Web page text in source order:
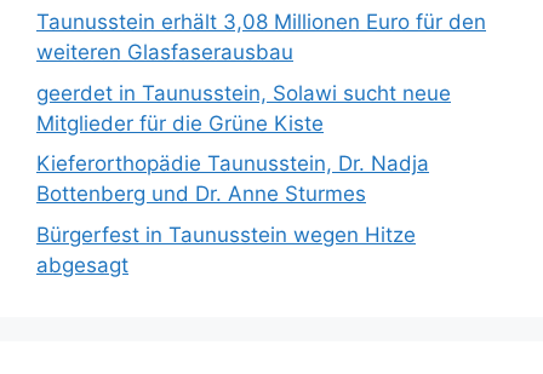
Taunusstein erhält 3,08 Millionen Euro für den
weiteren Glasfaserausbau
geerdet in Taunusstein, Solawi sucht neue
Mitglieder für die Grüne Kiste
Kieferorthopädie Taunusstein, Dr. Nadja
Bottenberg und Dr. Anne Sturmes
Bürgerfest in Taunusstein wegen Hitze
abgesagt